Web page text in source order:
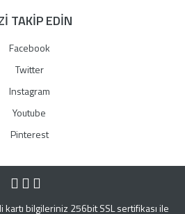
TAKİP EDİN
Facebook
Twitter
Instagram
Youtube
Pinterest
kartı bilgileriniz 256bit SSL sertifikası ile